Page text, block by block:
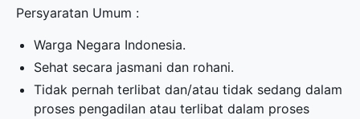
Persyaratan Umum :
Warga Negara Indonesia.
Sehat secara jasmani dan rohani.
Tidak pernah terlibat dan/atau tidak sedang dalam
proses pengadilan atau terlibat dalam proses